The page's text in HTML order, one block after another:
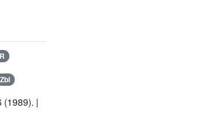
Zbl
(1989). |